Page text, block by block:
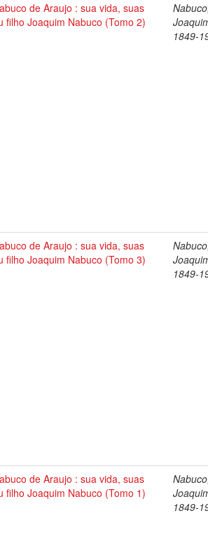
de Araujo : sua vida, suas
filho Joaquim Nabuco (Tomo 2)
Nabuco,
1849-
de Araujo : sua vida, suas
filho Joaquim Nabuco (Tomo 3)
Nabuco,
1849-
de Araujo : sua vida, suas
filho Joaquim Nabuco (Tomo 1)
Nabuco,
1849-